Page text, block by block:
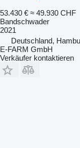
53.430 € ≈ 49.930 CHF
Bandschwader
2021
Deutschland,
E-FARM GmbH
Verkäufer kontaktieren